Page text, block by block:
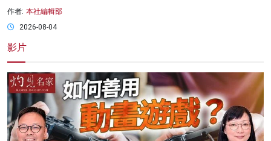
作者: 本社編輯部
2026-08-04
影片